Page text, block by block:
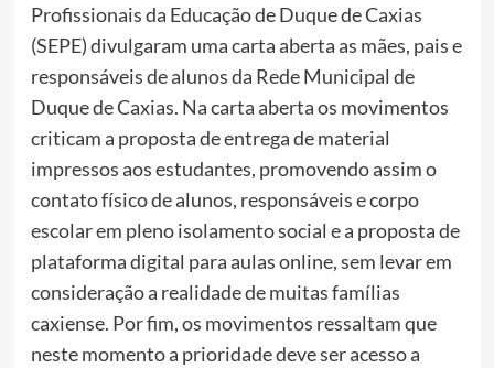
Profissionais da Educação de Duque de Caxias
(SEPE) divulgaram uma carta aberta as mães, pais e
responsáveis de alunos da Rede Municipal de
Duque de Caxias. Na carta aberta os movimentos
criticam a proposta de entrega de material
impressos aos estudantes, promovendo assim o
contato físico de alunos, responsáveis e corpo
escolar em pleno isolamento social e a proposta de
plataforma digital para aulas online, sem levar em
consideração a realidade de muitas famílias
caxiense. Por fim, os movimentos ressaltam que
neste momento a prioridade deve ser acesso a